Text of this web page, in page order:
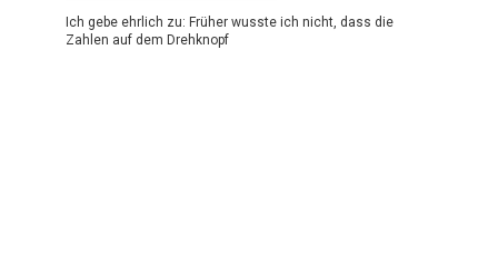
Ich gebe ehrlich zu: Früher wusste ich nicht, dass die
Zahlen auf dem Drehknopf